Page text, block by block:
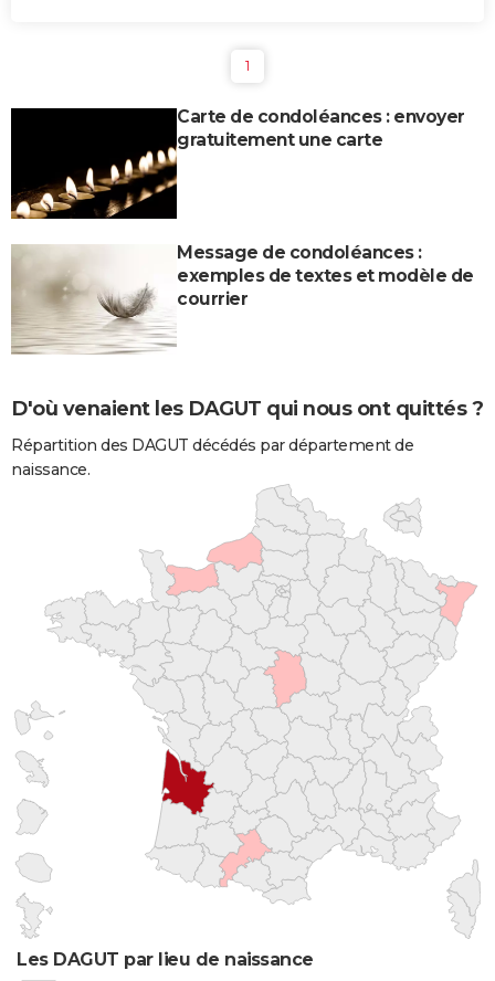
1
Carte de condoléances : envoyer
gratuitement une carte
Message de condoléances :
exemples de textes et modèle de
courrier
D'où venaient les DAGUT qui nous ont quittés ?
Répartition des DAGUT décédés par département de
naissance.
Les DAGUT par lieu de naissance